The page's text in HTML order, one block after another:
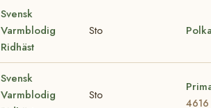
Svensk
Varmblodig
Ridhäst
Sto
Svensk
Varmblodig
Sto
4616